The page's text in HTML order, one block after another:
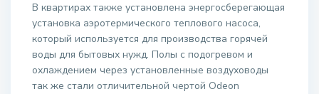
В квартирах также установлена энергосберегающая
установка аэротермического теплового насоса,
который используется для производства горячей
воды для бытовых нужд. Полы с подогревом и
охлаждением через установленные воздуховоды
так же стали отличительной чертой Odeon